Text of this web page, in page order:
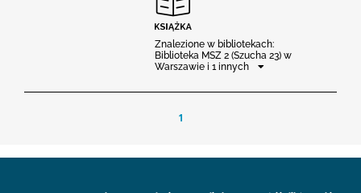
Znalezione w bibliotekach:
Biblioteka MSZ 2 (Szucha 23) w
Warszawie i 1 innych
1